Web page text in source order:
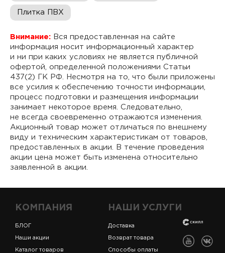
Плитка ПВХ
Внимание: Вся предоставленная на сайте
информация носит информационный характер
и ни при каких условиях не является публичной
офертой, определенной положениями Статьи
437(2) ГК РФ. Несмотря на то, что были приложены
все усилия к обеспечению точности информации,
процесс подготовки и размещения информации
занимает некоторое время. Следовательно,
не всегда своевременно отражаются изменения.
Акционный товар может отличаться по внешнему
виду и техническим характеристикам от товаров,
предоставленных в акции. В течение проведения
акции цена может быть изменена относительно
заявленной в акции.
КОМПАНИЯ
БЛОГ
Наши акции
Каталог товаров
НАШИ УСЛУГИ
Доставка
Возврат товара
Способы оплаты